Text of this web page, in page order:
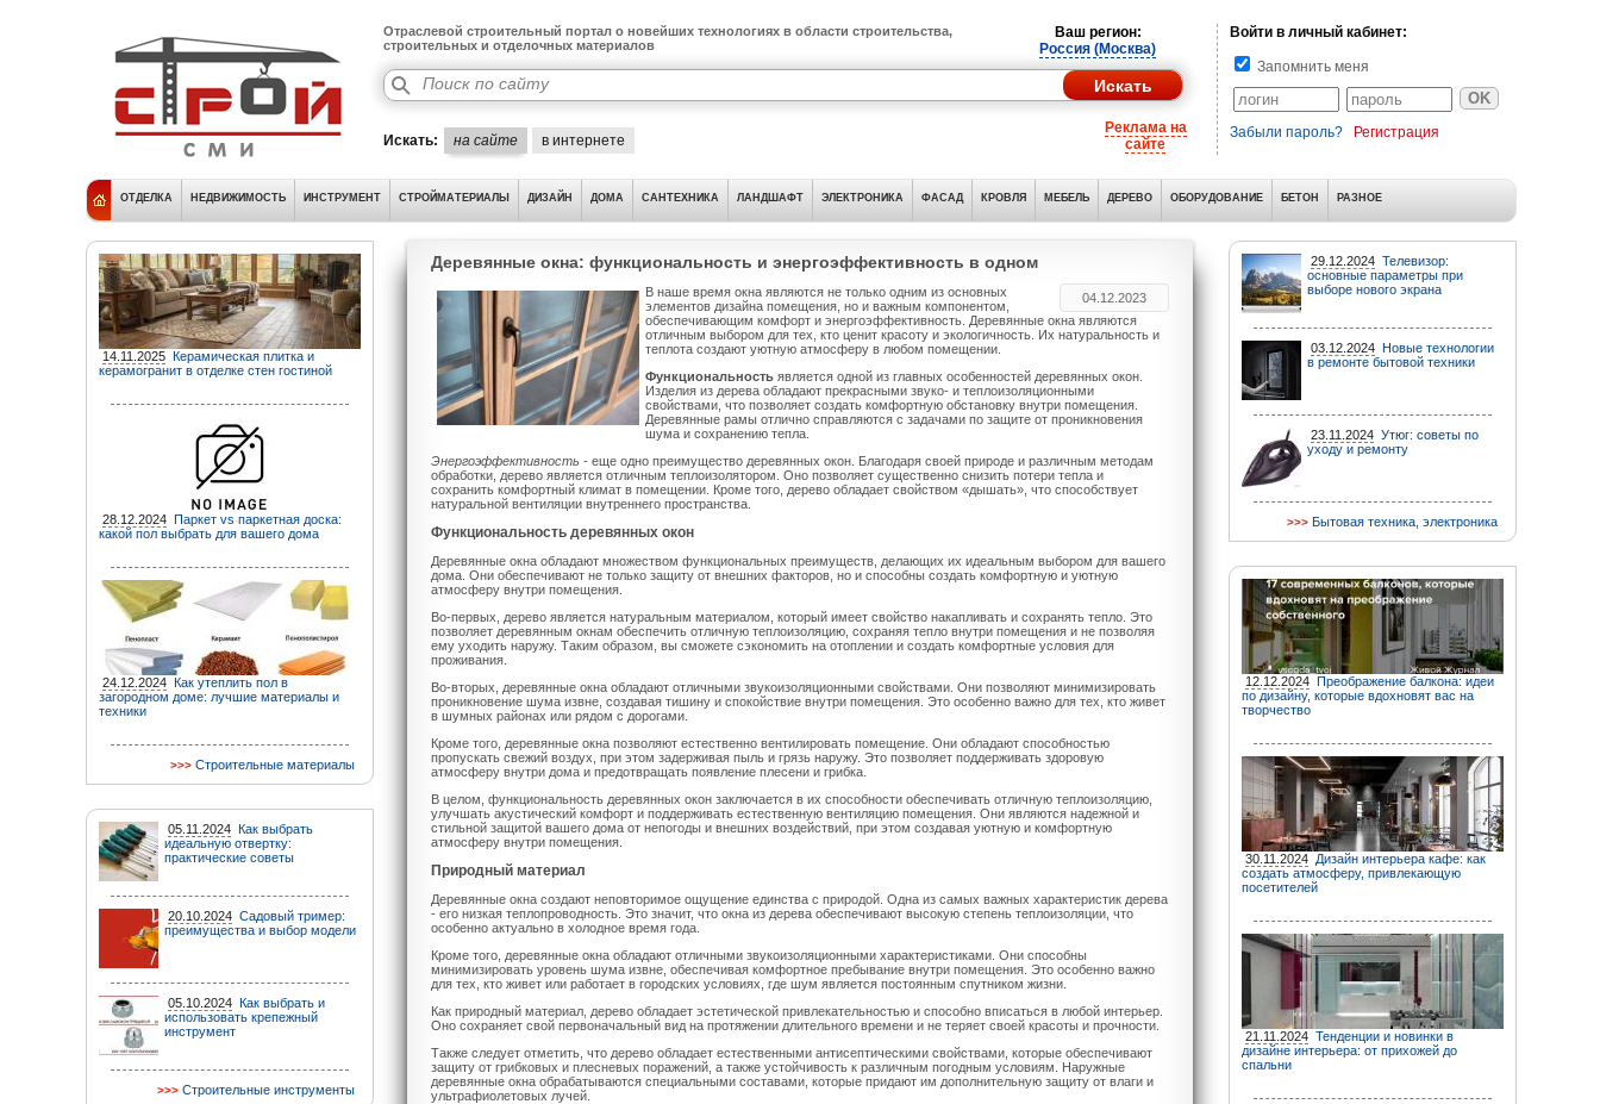
Отраслевой строительный портал о новейших технологиях в области строительства,
строительных и отделочных материалов
Ваш регион:
Россия (Москва)
Искать: на сайте в интернете
Реклама на
сайте
Войти в личный кабинет:
Запомнить меня
Забыли пароль? Регистрация
ОТДЕЛКА НЕДВИЖИМОСТЬ ИНСТРУМЕНТ СТРОЙМАТЕРИАЛЫ ДИЗАЙН ДОМА САНТЕХНИКА ЛАНДШАФТ ЭЛЕКТРОНИКА ФАСАД КРОВЛЯ МЕБЕЛЬ ДЕРЕВО ОБОРУДОВАНИЕ БЕТОН РАЗНОЕ
14.11.2025 Керамическая плитка и
керамогранит в отделке стен гостиной
28.12.2024 Паркет vs паркетная доска:
какой пол выбрать для вашего дома
24.12.2024 Как утеплить пол в
загородном доме: лучшие материалы и
техники
Строительные материалы
05.11.2024 Как выбрать
идеальную отвертку:
практические советы
20.10.2024 Садовый тример:
преимущества и выбор модели
05.10.2024 Как выбрать и
использовать крепежный
инструмент
Строительные инструменты
Деревянные окна: функциональность и энергоэффективность в одном
04.12.2023
В наше время окна являются не только одним из основных
элементов дизайна помещения, но и важным компонентом,
обеспечивающим комфорт и энергоэффективность. Деревянные окна являются
отличным выбором для тех, кто ценит красоту и экологичность. Их натуральность и
теплота создают уютную атмосферу в любом помещении.
Функциональность является одной из главных особенностей деревянных окон.
Изделия из дерева обладают прекрасными звуко- и теплоизоляционными
свойствами, что позволяет создать комфортную обстановку внутри помещения.
Деревянные рамы отлично справляются с задачами по защите от проникновения
шума и сохранению тепла.
Энергоэффективность - еще одно преимущество деревянных окон. Благодаря своей природе и различным методам
обработки, дерево является отличным теплоизолятором. Оно позволяет существенно снизить потери тепла и
сохранить комфортный климат в помещении. Кроме того, дерево обладает свойством «дышать», что способствует
натуральной вентиляции внутреннего пространства.
Функциональность деревянных окон
Деревянные окна обладают множеством функциональных преимуществ, делающих их идеальным выбором для вашего
дома. Они обеспечивают не только защиту от внешних факторов, но и способны создать комфортную и уютную
атмосферу внутри помещения.
Во-первых, дерево является натуральным материалом, который имеет свойство накапливать и сохранять тепло. Это
позволяет деревянным окнам обеспечить отличную теплоизоляцию, сохраняя тепло внутри помещения и не позволяя
ему уходить наружу. Таким образом, вы сможете сэкономить на отоплении и создать комфортные условия для
проживания.
Во-вторых, деревянные окна обладают отличными звукоизоляционными свойствами. Они позволяют минимизировать
проникновение шума извне, создавая тишину и спокойствие внутри помещения. Это особенно важно для тех, кто живет
в шумных районах или рядом с дорогами.
Кроме того, деревянные окна позволяют естественно вентилировать помещение. Они обладают способностью
пропускать свежий воздух, при этом задерживая пыль и грязь наружу. Это позволяет поддерживать здоровую
атмосферу внутри дома и предотвращать появление плесени и грибка.
В целом, функциональность деревянных окон заключается в их способности обеспечивать отличную теплоизоляцию,
улучшать акустический комфорт и поддерживать естественную вентиляцию помещения. Они являются надежной и
стильной защитой вашего дома от непогоды и внешних воздействий, при этом создавая уютную и комфортную
атмосферу внутри помещения.
Природный материал
Деревянные окна создают неповторимое ощущение единства с природой. Одна из самых важных характеристик дерева
- его низкая теплопроводность. Это значит, что окна из дерева обеспечивают высокую степень теплоизоляции, что
особенно актуально в холодное время года.
Кроме того, деревянные окна обладают отличными звукоизоляционными характеристиками. Они способны
минимизировать уровень шума извне, обеспечивая комфортное пребывание внутри помещения. Это особенно важно
для тех, кто живет или работает в городских условиях, где шум является постоянным спутником жизни.
Как природный материал, дерево обладает эстетической привлекательностью и способно вписаться в любой интерьер.
Оно сохраняет свой первоначальный вид на протяжении длительного времени и не теряет своей красоты и прочности.
Также следует отметить, что дерево обладает естественными антисептическими свойствами, которые обеспечивают
защиту от грибковых и плесневых поражений, а также устойчивость к различным погодным условиям. Наружные
деревянные окна обрабатываются специальными составами, которые придают им дополнительную защиту от влаги и
ультрафиолетовых лучей.
29.12.2024 Телевизор:
основные параметры при
выборе нового экрана
03.12.2024 Новые технологии
в ремонте бытовой техники
23.11.2024 Утюг: советы по
уходу и ремонту
Бытовая техника, электроника
12.12.2024 Преображение балкона: идеи
по дизайну, которые вдохновят вас на
творчество
30.11.2024 Дизайн интерьера кафе: как
создать атмосферу, привлекающую
посетителей
21.11.2024 Тенденции и новинки в
дизайне интерьера: от прихожей до
спальни